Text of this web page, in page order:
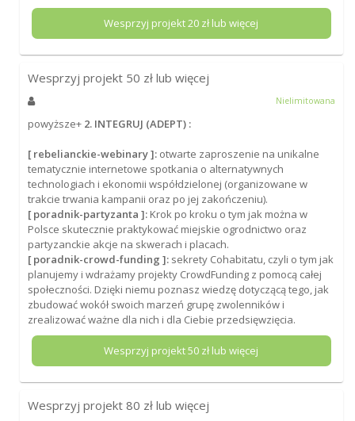
Wesprzyj projekt20 zł lub więcej
Wesprzyj projekt 50 zł lub więcej
Nielimitowana
powyższe+ 2. INTEGRUJ (ADEPT) :
[ rebelianckie-webinary ]:otwarte zaproszenie na unikalne
tematycznie internetowe spotkania o alternatywnych
technologiach i ekonomii współdzielonej (organizowane w
trakcie trwania kampanii oraz po jej zakończeniu).
[ poradnik-partyzanta ]:Krok po kroku o tym jak można w
Polsce skutecznie praktykować miejskie ogrodnictwo oraz
partyzanckie akcje na skwerach i placach.
[ poradnik-crowd-funding ]:sekrety Cohabitatu, czyli o tym jak
planujemy i wdrażamy projekty CrowdFunding z pomocą całej
społeczności. Dzięki niemu poznasz wiedzę dotyczącą tego, jak
zbudować wokół swoich marzeń grupę zwolenników i
zrealizować ważne dla nich i dla Ciebie przedsięwzięcia.
Wesprzyj projekt50 zł lub więcej
Wesprzyj projekt 80 zł lub więcej